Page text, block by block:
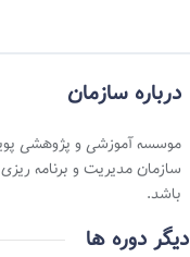
درباره سازمان
موسسه آموزشی و پژوهشی
سازمان مدیریت و برنامه
باشد.
دیگر دوره ها